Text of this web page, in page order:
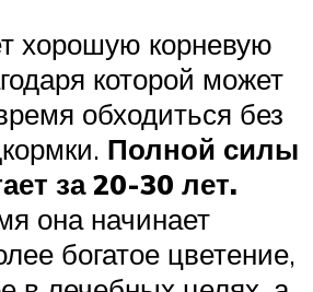
хорошую корневую
которой может
обходиться без
Полной силы
за 20-30 лет.
она начинает
богатое цветение,